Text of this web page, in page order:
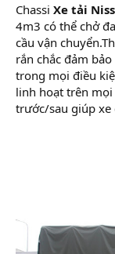
Chassi Xe tải
4m3 có thể chở
cầu vận
rắn chắc đảm
trong mọi điều
linh hoạt trên
trước/sau giúp xe